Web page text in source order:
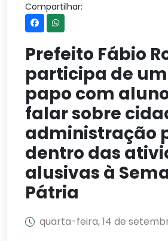
Compartilhar:
Prefeito Fábio
participa de
papo com
falar sobre
administração
dentro das
alusivas à
Pátria
quarta-feira, 14 de